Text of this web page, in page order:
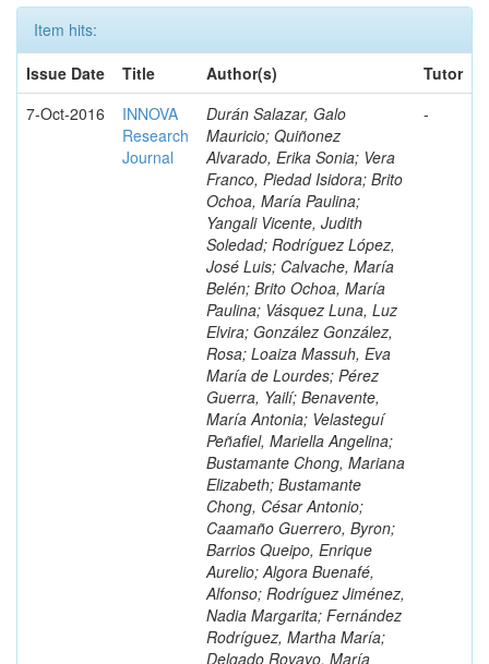
Item hits:
Issue Date
Title Author(s)
Tutor
7-Oct-2016
INNOVA
Research
Journal
Durán Salazar, Galo
Mauricio; Quiñonez
Alvarado, Erika Sonia; Vera
Franco, Piedad Isidora; Brito
Ochoa, María Paulina;
Yangali Vicente, Judith
Soledad; Rodríguez López,
José Luis; Calvache, María
Belén; Brito Ochoa, María
Paulina; Vásquez Luna, Luz
Elvira; González González,
Rosa; Loaiza Massuh, Eva
María de Lourdes; Pérez
Guerra, Yailí; Benavente,
María Antonia; Velasteguí
Peñafiel, Mariella Angelina;
Bustamante Chong, Mariana
Elizabeth; Bustamante
Chong, César Antonio;
Caamaño Guerrero, Byron;
Barrios Queipo, Enrique
Aurelio; Algora Buenafé,
Alfonso; Rodríguez Jiménez,
Nadia Margarita; Fernández
Rodríguez, Martha María;
Delgado Rovayo, María
-